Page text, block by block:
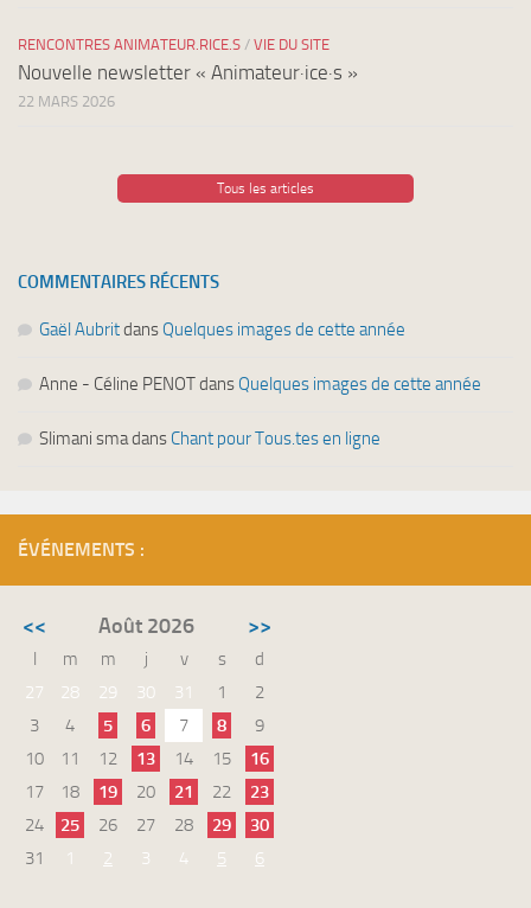
RENCONTRES ANIMATEUR.RICE.S / VIE DU SITE
Nouvelle newsletter « Animateur·ice·s »
22 MARS 2026
Tous les articles
COMMENTAIRES RÉCENTS
Gaël Aubritdans Quelques images de cette année
Anne - Céline PENOTdans Quelques images de cette année
Slimani smadans Chant pour Tous.tes en ligne
ÉVÉNEMENTS :
<< Août 2026 >>
l m m j v s
d
27
28 29 30 31 1
2
3
4 5 6 7 8
9
10
11 12 13 14 15
16
17
18 19 20 21 22
23
24
25 26 27 28 29
30
31
1 2 3 4 5 6